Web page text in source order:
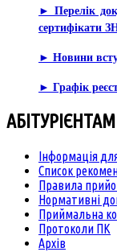
► Перелік
сертифікати
► Новини
► Графік
АБІТУРІЄНТАМ
Інформація
Список
Правила
Нормативні
Приймальна
Протоколи ПК
Архів